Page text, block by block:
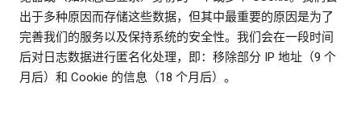
出于多种原因而存储这些数据，但其中最重要的原因是为了
完善我们的服务以及保持系统的安全性。我们会在一段时间
后对日志数据进行匿名化处理，即：移除部分 IP 地址（9 个
月后）和 Cookie 的信息（18 个月后）。